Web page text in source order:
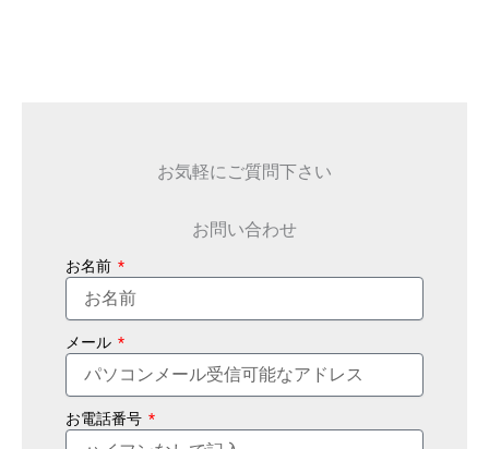
お気軽にご質問下さい
お問い合わせ
お名前
メール
お電話番号